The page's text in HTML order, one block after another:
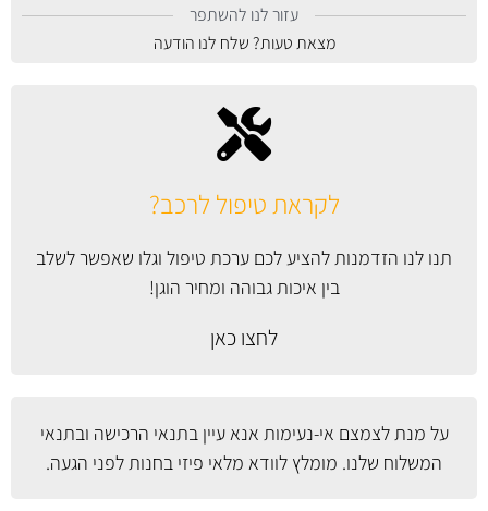
לקראת טיפול לרכב?
תנו לנו הזדמנות להציע לכם ערכת טיפול וגלו שאפשר לשלב
בין איכות גבוהה ומחיר הוגן!
לחצו כאן
על מנת לצמצם אי-נעימות אנא עייןבתנאי הרכישה ובתנאי
המשלוח שלנו. מומלץ לוודא מלאי פיזי בחנות לפני הגעה.
עזור לנו להשתפר
מצאת טעות? שלח לנו הודעה